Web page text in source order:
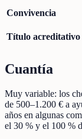
Convivencia
Título acreditativo
Cuantía
Muy variable: los
de 500–1.200 € a
años en algunas
el 30 % y el 100 %